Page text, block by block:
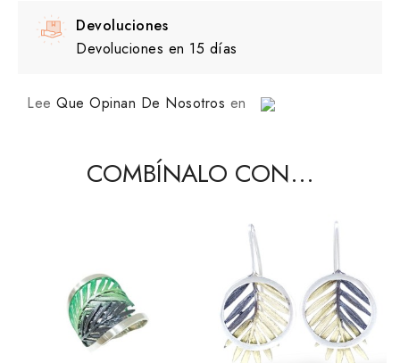
Devoluciones
Devoluciones en 15 días
Lee Que Opinan De Nosotros en
COMBÍNALO CON...